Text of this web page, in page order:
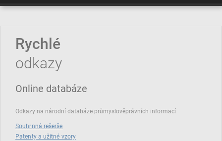
Rychlé
odkazy
Online databáze
Odkazy na národní databáze průmyslověprávních informací
Souhrnná rešerše
Patenty a užitné vzory